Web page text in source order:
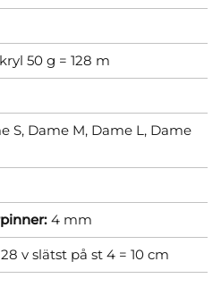
50 g = 128 m
S, Dame M, Dame L, Dame
4 mm
v slätst på st 4 = 10 cm